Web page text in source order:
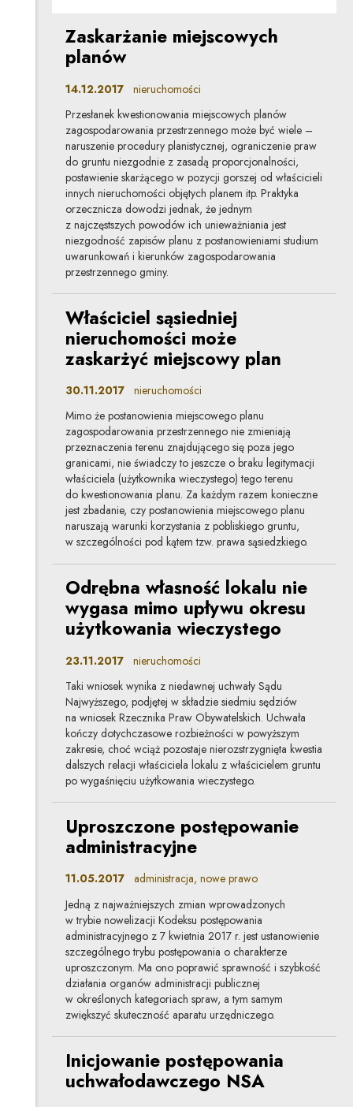
Zaskarżanie miejscowych
planów
14.12.2017 nieruchomości
Przesłanek kwestionowania miejscowych planów
zagospodarowania przestrzennego może być wiele –
naruszenie procedury planistycznej, ograniczenie praw
do gruntu niezgodnie z zasadą proporcjonalności,
postawienie skarżącego w pozycji gorszej od właścicieli
innych nieruchomości objętych planem itp. Praktyka
orzecznicza dowodzi jednak, że jednym
z najczęstszych powodów ich unieważniania jest
niezgodność zapisów planu z postanowieniami studium
uwarunkowań i kierunków zagospodarowania
przestrzennego gminy.
Właściciel sąsiedniej
nieruchomości może
zaskarżyć miejscowy plan
30.11.2017 nieruchomości
Mimo że postanowienia miejscowego planu
zagospodarowania przestrzennego nie zmieniają
przeznaczenia terenu znajdującego się poza jego
granicami, nie świadczy to jeszcze o braku legitymacji
właściciela (użytkownika wieczystego) tego terenu
do kwestionowania planu. Za każdym razem konieczne
jest zbadanie, czy postanowienia miejscowego planu
naruszają warunki korzystania z pobliskiego gruntu,
w szczególności pod kątem tzw. prawa sąsiedzkiego.
Odrębna własność lokalu nie
wygasa mimo upływu okresu
użytkowania wieczystego
23.11.2017 nieruchomości
Taki wniosek wynika z niedawnej uchwały Sądu
Najwyższego, podjętej w składzie siedmiu sędziów
na wniosek Rzecznika Praw Obywatelskich. Uchwała
kończy dotychczasowe rozbieżności w powyższym
zakresie, choć wciąż pozostaje nierozstrzygnięta kwestia
dalszych relacji właściciela lokalu z właścicielem gruntu
po wygaśnięciu użytkowania wieczystego.
Uproszczone postępowanie
administracyjne
11.05.2017 administracja, nowe prawo
Jedną z najważniejszych zmian wprowadzonych
w trybie nowelizacji Kodeksu postępowania
administracyjnego z 7 kwietnia 2017 r. jest ustanowienie
szczególnego trybu postępowania o charakterze
uproszczonym. Ma ono poprawić sprawność i szybkość
działania organów administracji publicznej
w określonych kategoriach spraw, a tym samym
zwiększyć skuteczność aparatu urzędniczego.
Inicjowanie postępowania
uchwałodawczego NSA